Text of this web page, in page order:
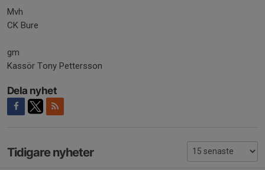
Mvh
CK Bure
gm
Kassör Tony Pettersson
Dela nyhet
Tidigare nyheter